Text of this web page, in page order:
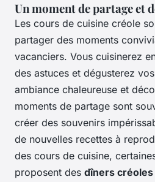
Un moment de partage et
Les cours de cuisine créole
partager des moments
vacanciers. Vous cuisinerez
des astuces et dégusterez
ambiance chaleureuse et
moments de partage sont
créer des souvenirs
de nouvelles recettes à
des cours de cuisine,
proposent des dîners créoles